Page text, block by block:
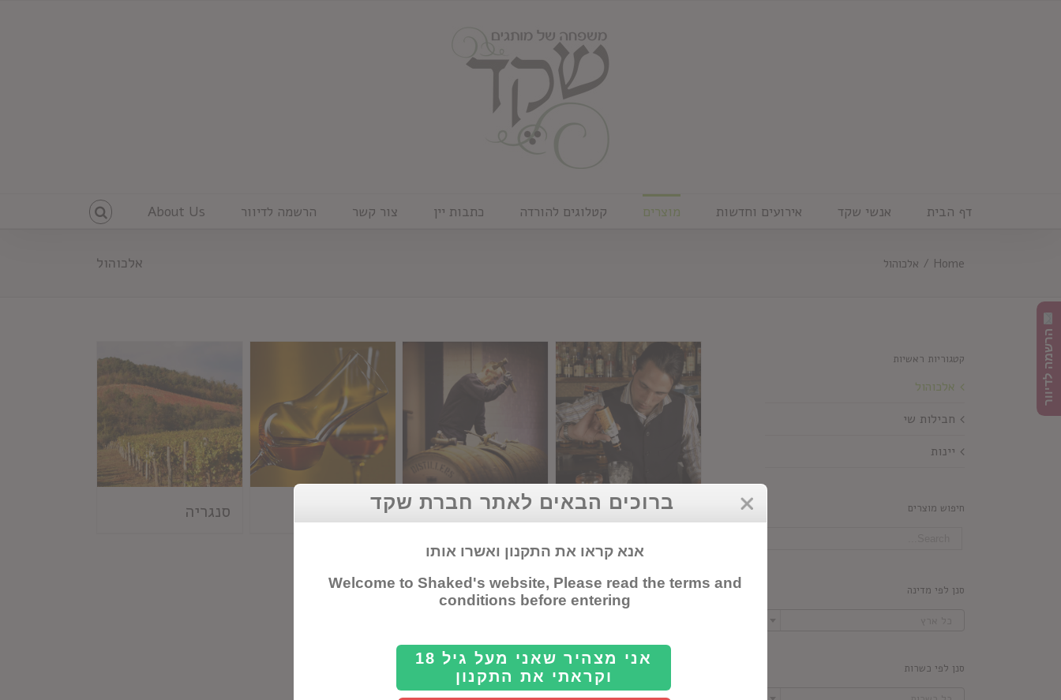
דף הבית אנשי שקד אירועים וחדשות מוצרים קטלוגים להורדה כתבות יין צור קשר הרשמה לדיוור About Us
אלכוהול Home
/ אלכוהול
ביטרס וויסקי גראפה סנגריה
קטגוריות ראשיות
אלכוהול
חבילות שי
יינות
חיפוש מוצרים
סנן לפי מדינה
סנן לפי כשרות
הרשמה לדיוור
ברוכים הבאים לאתר חברת שקד
אנא קראו את התקנון ואשרו אותו
Welcome to Shaked's website, Please read the terms and
conditions before entering
אני מצהיר שאני מעל גיל 18
וקראתי את התקנון